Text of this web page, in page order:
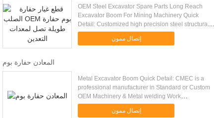
OEM Steel Excavator Spare Parts Long Reach
Excavator Boom For Mining Machinery Quick
Detail: Customized high precision steel structural
fabrication Q345 big metal welding parts heavy
steel structural constructi...
إتصال ممون
المعادن حفارة بوم
Metal Excavator Boom Quick Detail: CMEC is a
professional manufacturer in Standard or Custom
OEM Machinery & Metal welding Work
manufacturing. Professional experience and good
technical support Big customer ...
إتصال ممون